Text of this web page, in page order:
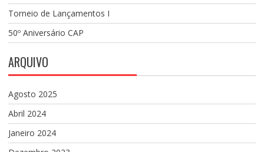
Torneio de Lançamentos I
50º Aniversário CAP
ARQUIVO
Agosto 2025
Abril 2024
Janeiro 2024